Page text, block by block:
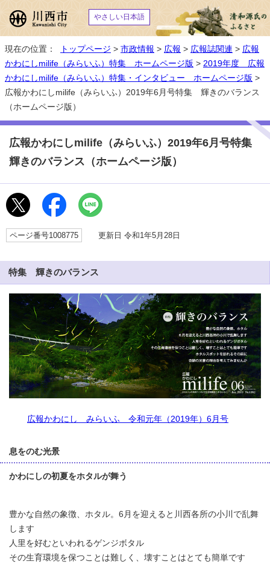
やさしい日本語
現在の位置： トップページ > 市政情報 > 広報 > 広報誌関連 > 広報
かわにしmilife（みらいふ）特集 ホームページ版 > 2019年度 広報
かわにしmilife（みらいふ）特集・インタビュー ホームページ版 >
広報かわにしmilife（みらいふ）2019年6月号特集 輝きのバランス
（ホームページ版）
広報かわにしmilife（みらいふ）2019年6月号特集
輝きのバランス（ホームページ版）
ページ番号1008775 更新日 令和1年5月28日
特集 輝きのバランス
広報かわにし みらいふ 令和元年（2019年）6月号
息をのむ光景
かわにしの初夏をホタルが舞う
豊かな自然の象徴、ホタル。6月を迎えると川西各所の小川で乱舞
します
人里を好むといわれるゲンジボタル
その生育環境を保つことは難しく、壊すことはとても簡単です